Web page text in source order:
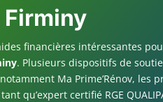
financières intéressantes
. Plusieurs dispositifs de
Ma Prime’Rénov, les
qu’expert certifié RGE